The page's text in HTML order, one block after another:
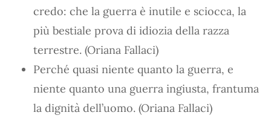
credo: che la guerra è inutile e sciocca, la
più bestiale prova di idiozia della razza
terrestre. (Oriana Fallaci)
Perché quasi niente quanto la guerra, e
niente quanto una guerra ingiusta, frantuma
la dignità dell’uomo. (Oriana Fallaci)